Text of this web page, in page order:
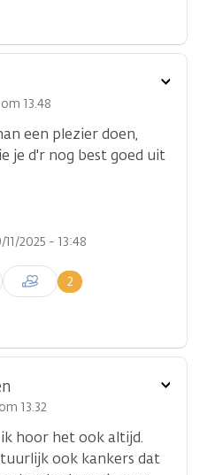
13.48
een plezier doen,
je d'r nog best goed uit
2025 - 13:48
2
te
Toon
13.32
hoor het ook altijd.
ook kankers dat
Toon